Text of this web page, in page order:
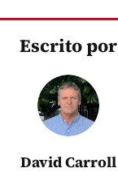
Escrito por
David Carroll